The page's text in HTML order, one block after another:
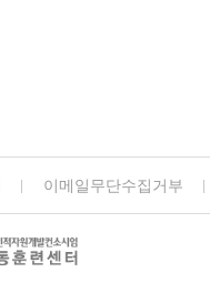
이메일무단수집거부